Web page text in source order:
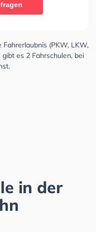
(PKW, LKW,
es 2 Fahrschulen, bei
in der